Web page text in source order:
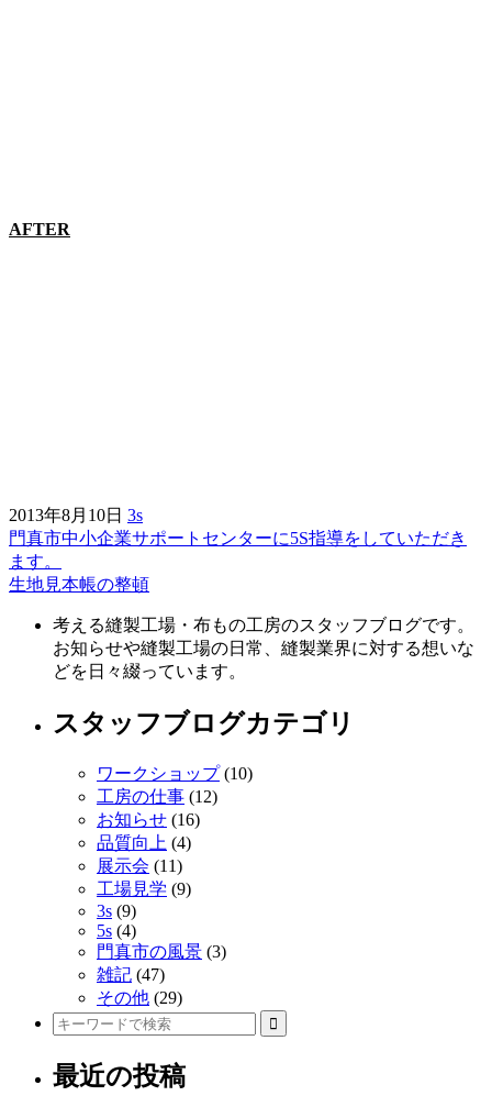
AFTER
2013年8月10日 3s
前
後
門真市中小企業サポートセンターに5S指導をしていただき
ます。
生地見本帳の整頓
考える縫製工場・布もの工房のスタッフブログです。
お知らせや縫製工場の日常、縫製業界に対する想いな
どを日々綴っています。
スタッフブログカテゴリ
ワークショップ(10)
工房の仕事 (12)
お知らせ (16)
品質向上 (4)
展示会 (11)
工場見学 (9)
3s (9)
5s (4)
門真市の風景 (3)
雑記 (47)
その他 (29)
最近の投稿